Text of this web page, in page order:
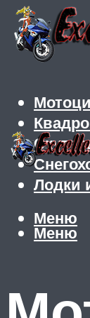
Лодки
Меню
Меню